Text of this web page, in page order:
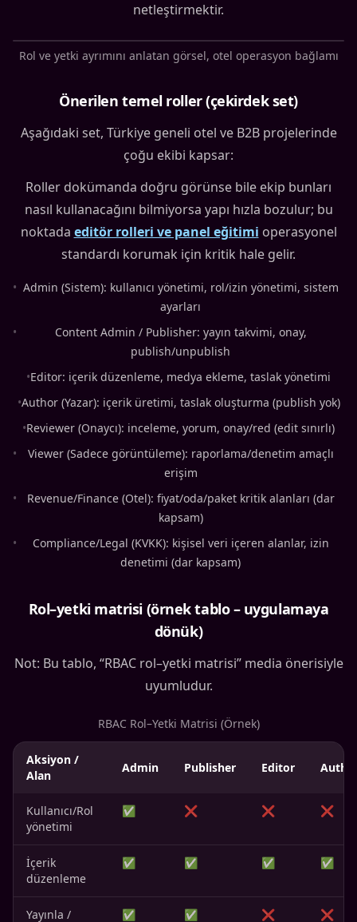
netleştirmektir.
Rol ve yetki ayrımını anlatan görsel, otel operasyon bağlamı
Önerilen temel roller (çekirdek set)
Aşağıdaki set, Türkiye geneli otel ve B2B projelerinde
çoğu ekibi kapsar:
Roller dokümanda doğru görünse bile ekip bunları
nasıl kullanacağını bilmiyorsa yapı hızla bozulur; bu
noktada editör rolleri ve panel eğitimi operasyonel
standardı korumak için kritik hale gelir.
• Admin (Sistem): kullanıcı yönetimi, rol/izin yönetimi, sistem
ayarları
•
Content Admin / Publisher: yayın takvimi, onay,
publish/unpublish
•Editor: içerik düzenleme, medya ekleme, taslak yönetimi
•Author (Yazar): içerik üretimi, taslak oluşturma (publish yok)
•Reviewer (Onaycı): inceleme, yorum, onay/red (edit sınırlı)
•
Viewer (Sadece görüntüleme): raporlama/denetim amaçlı
erişim
•
Revenue/Finance (Otel): fiyat/oda/paket kritik alanları (dar
kapsam)
•
Compliance/Legal (KVKK): kişisel veri içeren alanlar, izin
denetimi (dar kapsam)
Rol–yetki matrisi (örnek tablo – uygulamaya
dönük)
Not: Bu tablo, “RBAC rol–yetki matrisi” media önerisiyle
uyumludur.
RBAC Rol–Yetki Matrisi (Örnek)
Aksiyon /
Alan
Admin Publisher Editor
Kullanıcı/Rol
yönetimi
✅ ❌ ❌ ❌
İçerik
düzenleme
✅ ✅ ✅ ✅
Yayınla / ✅ ✅ ❌ ❌